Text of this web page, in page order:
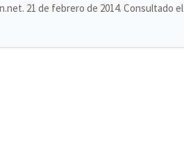
21 de febrero de 2014. Consultado el